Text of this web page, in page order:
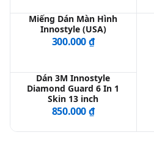
QBlog
Miếng Dán Màn Hình
Innostyle (USA)
300.000 ₫
Dán 3M Innostyle
Diamond Guard 6 In 1
Skin 13 inch
850.000 ₫